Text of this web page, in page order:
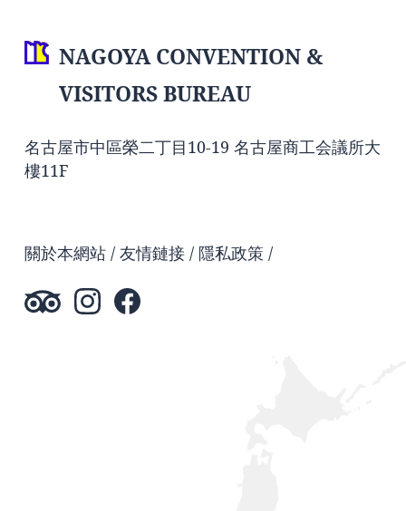
NAGOYA CONVENTION &
VISITORS BUREAU
名古屋市中區榮二丁目10-19 名古屋商工会議所大
樓11F
關於本網站 友情鏈接 隱私政策